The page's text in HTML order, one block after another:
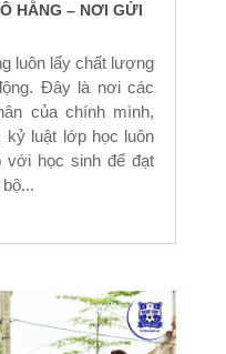
HẰNG – NƠI GỬI
luôn lấy chất lượng
Đây là nơi các
của chính mình,
kỷ luật lớp học luôn
với học sinh để đạt